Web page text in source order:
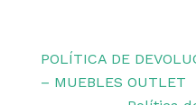
POLÍTICA DE
– MUEBLES OUTLET